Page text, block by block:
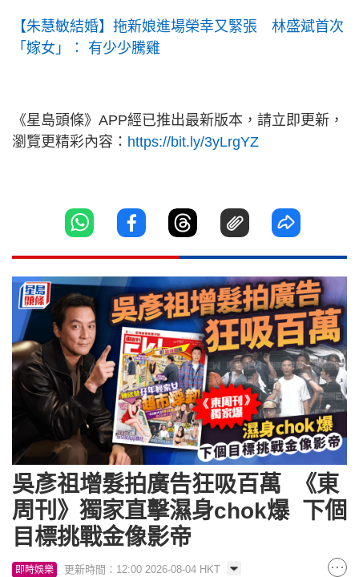
【朱慧敏結婚】拖新娘進場榮幸又緊張 林盛斌首次
「嫁女」： 有少少騰雞
《星島頭條》APP經已推出最新版本，請立即更新，
瀏覽更精彩內容： https://bit.ly/3yLrgYZ
吳彥祖增髮拍廣告狂吸百萬 《東
周刊》獨家直擊濕身chok爆 下個
目標挑戰金像影帝
即時娛樂 更新時間：12:00 2026-08-04 HKT